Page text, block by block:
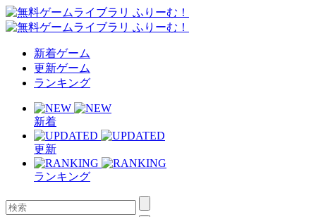
新着ゲーム
更新ゲーム
ランキング
新着
更新
ランキング